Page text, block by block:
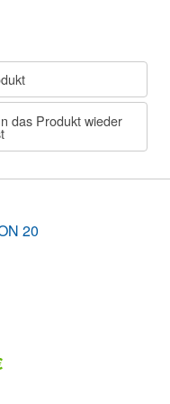
das Produkt wieder
20